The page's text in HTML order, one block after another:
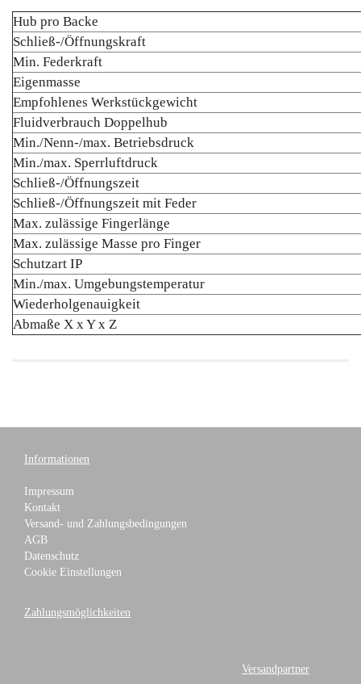
Hub pro Backe
Schließ-/Öffnungskraft
Min. Federkraft
Eigenmasse
Empfohlenes Werkstückgewicht
Fluidverbrauch Doppelhub
Min./Nenn-/max. Betriebsdruck
Min./max. Sperrluftdruck
Schließ-/Öffnungszeit
Schließ-/Öffnungszeit mit Feder
Max. zulässige Fingerlänge
Max. zulässige Masse pro Finger
Schutzart IP
Min./max. Umgebungstemperatur
Wiederholgenauigkeit
Abmaße X x Y x Z
Informationen
Impressum
Kontakt
Versand- und Zahlungsbedingungen
AGB
Datenschutz
Cookie Einstellungen
Zahlungsmöglichkeiten
Versandpartner